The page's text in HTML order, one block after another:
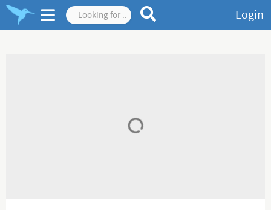
Login